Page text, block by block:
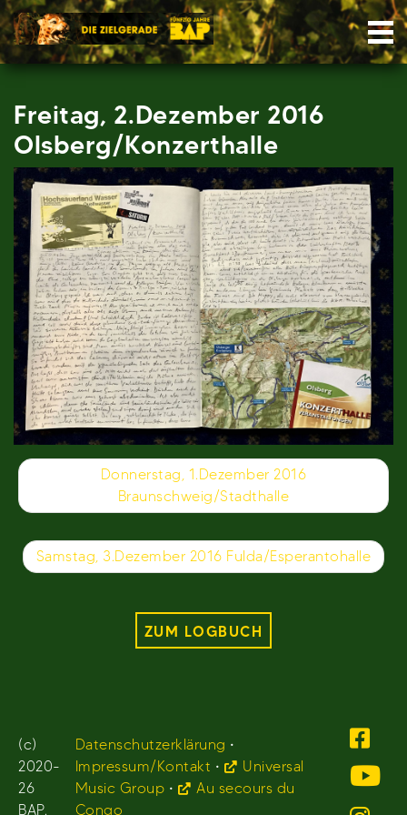
Skip
to
content
Freitag, 2.Dezember 2016
Olsberg/Konzerthalle
Beitragsnavigation
Donnerstag, 1.Dezember 2016
Braunschweig/Stadthalle
Samstag, 3.Dezember 2016 Fulda/Esperantohalle
ZUM LOGBUCH
(c)
2020-
26
BAP.
Datenschutzerklärung •
Impressum/Kontakt •
Universal
Music Group •
Au secours du
Congo